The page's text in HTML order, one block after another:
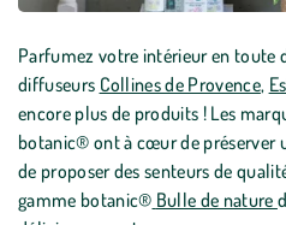
Parfumez votre intérieur en toute
diffuseurs Collines de Provence,
encore plus de produits ! Les
botanic® ont à cœur de préserver
de proposer des senteurs de
gamme botanic® Bulle de nature